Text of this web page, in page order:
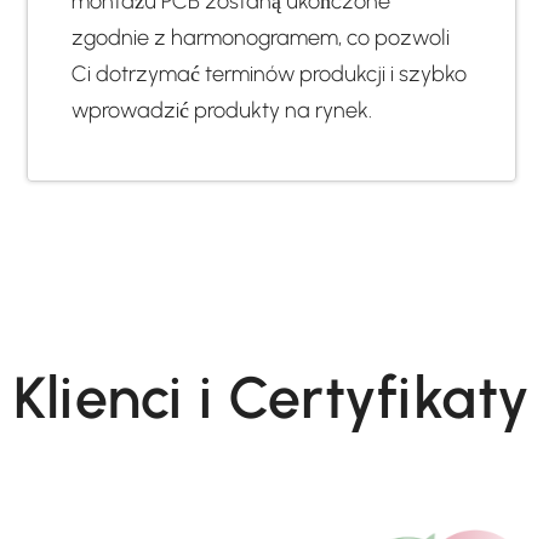
zgodnie z harmonogramem, co pozwoli
Ci dotrzymać terminów produkcji i szybko
wprowadzić produkty na rynek.
Klienci i Certyfikaty